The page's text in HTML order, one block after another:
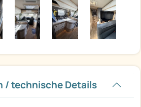
/ technische Details